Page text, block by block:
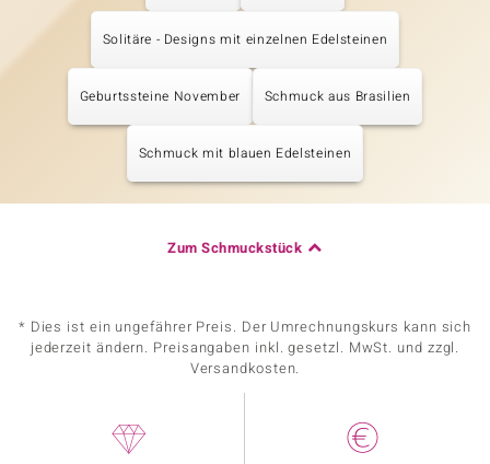
Solitäre - Designs mit einzelnen Edelsteinen
Geburtssteine November Schmuck aus Brasilien
Schmuck mit blauen Edelsteinen
Zum Schmuckstück
* Dies ist ein ungefährer Preis. Der Umrechnungskurs kann sich
jederzeit ändern. Preisangaben inkl. gesetzl. MwSt. und zzgl.
Versandkosten.